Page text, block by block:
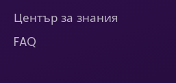
Център за знания
FAQ